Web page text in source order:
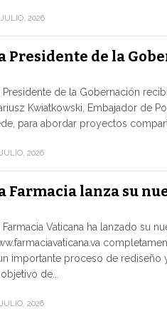
2026
Presidente de la
Presidente de la Gobernación
Kwiatkowski, Embajador de
para abordar proyectos
2026
Farmacia lanza su
Farmacia Vaticana ha lanzado su
importante proceso de rediseño
de...
2026